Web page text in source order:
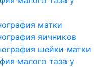
матки
яичников
шейки матки
малого таза у